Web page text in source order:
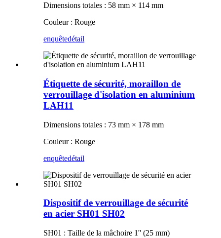
Dimensions totales : 58 mm × 114 mm
Couleur : Rouge
enquêtedétail
Étiquette de sécurité, moraillon de
verrouillage d'isolation en aluminium
LAH11
Dimensions totales : 73 mm × 178 mm
Couleur : Rouge
enquêtedétail
Dispositif de verrouillage de sécurité
en acier SH01 SH02
SH01 : Taille de la mâchoire 1'' (25 mm)